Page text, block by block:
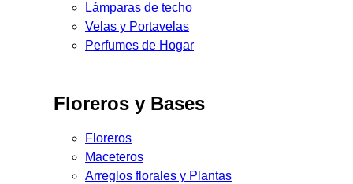
Lámparas de techo
Velas y Portavelas
Perfumes de Hogar
Floreros y Bases
Floreros
Maceteros
Arreglos florales y Plantas